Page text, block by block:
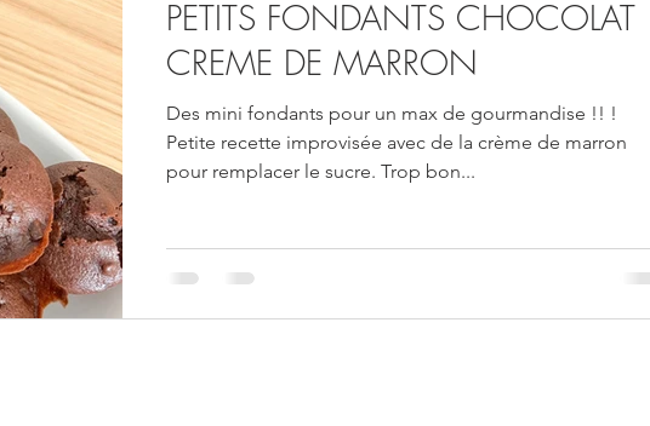
PETITS FONDANTS CHOCOLAT
CREME DE MARRON
Des mini fondants pour un max de gourmandise !! !
Petite recette improvisée avec de la crème de marron
pour remplacer le sucre. Trop bon...